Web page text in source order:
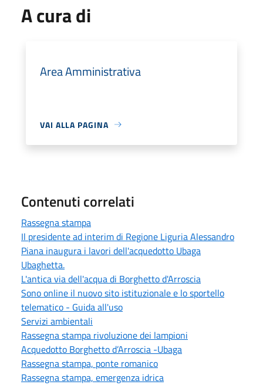
A cura di
Area Amministrativa
VAI ALLA PAGINA
Contenuti correlati
Rassegna stampa
Il presidente ad interim di Regione Liguria Alessandro
Piana inaugura i lavori dell'acquedotto Ubaga
Ubaghetta.
L'antica via dell'acqua di Borghetto d'Arroscia
Sono online il nuovo sito istituzionale e lo sportello
telematico - Guida all'uso
Servizi ambientali
Rassegna stampa rivoluzione dei lampioni
Acquedotto Borghetto d’Arroscia -Ubaga
Rassegna stampa, ponte romanico
Rassegna stampa, emergenza idrica